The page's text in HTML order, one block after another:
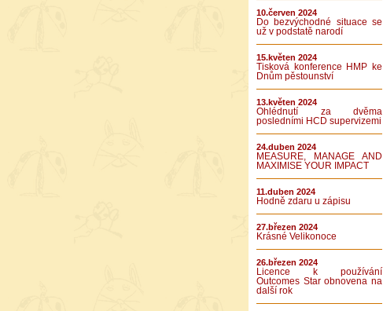
10.červen 2024
Do bezvýchodné situace se
už v podstatě narodí
15.květen 2024
Tisková konference HMP ke
Dnům pěstounství
13.květen 2024
Ohlédnutí za dvěma
posledními HCD supervizemi
24.duben 2024
MEASURE, MANAGE AND
MAXIMISE YOUR IMPACT
11.duben 2024
Hodně zdaru u zápisu
27.březen 2024
Krásné Velikonoce
26.březen 2024
Licence k používání
Outcomes Star obnovena na
další rok